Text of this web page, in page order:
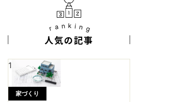
ranking
人気の記事
1
家づくり